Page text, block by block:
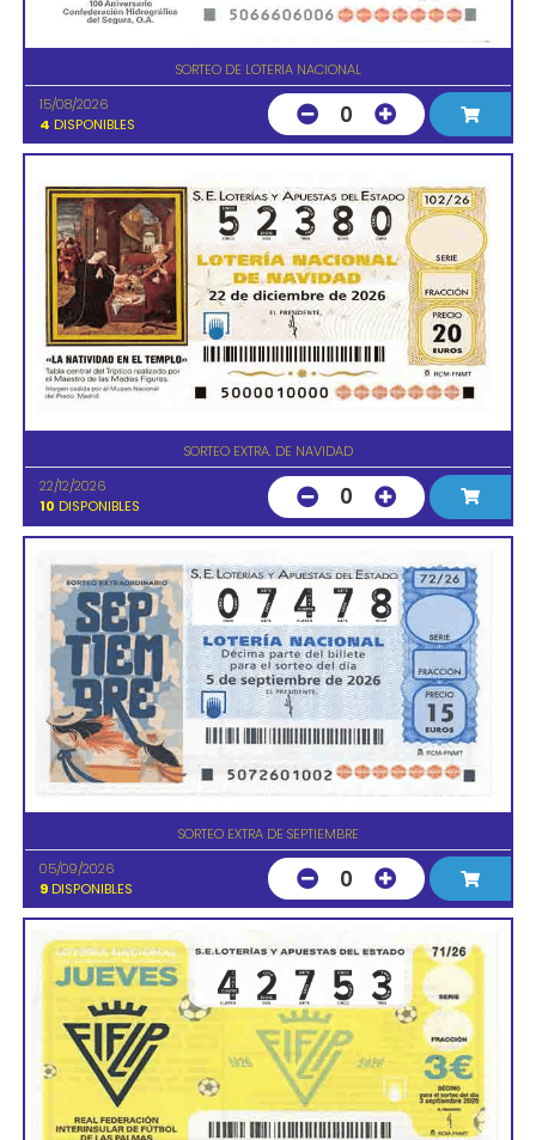
SORTEO DE LOTERIA NACIONAL
15/08/2026
4 DISPONIBLES 0
SORTEO EXTRA. DE NAVIDAD
22/12/2026
10 DISPONIBLES 0
SORTEO EXTRA DE SEPTIEMBRE
05/09/2026
9 DISPONIBLES 0